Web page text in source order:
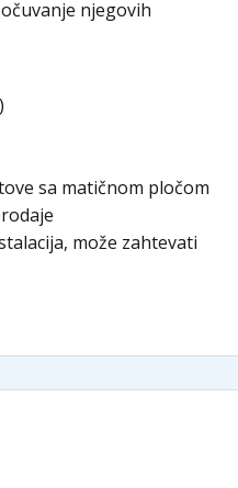
njegovih
sa matičnom pločom
može zahtevati